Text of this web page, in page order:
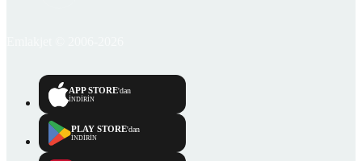
APP STORE'dan
İNDİRİN
PLAY STORE'dan
İNDİRİN